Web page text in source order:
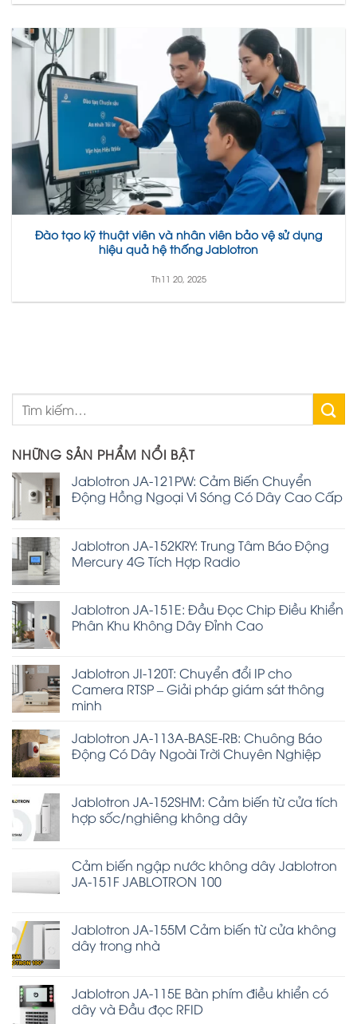
Đào tạo kỹ thuật viên và nhân viên bảo vệ sử dụng
hiệu quả hệ thống Jablotron
Th11 20, 2025
NHỮNG SẢN PHẨM NỔI BẬT
Jablotron JA-121PW: Cảm Biến Chuyển
Động Hồng Ngoại Vi Sóng Có Dây Cao Cấp
Jablotron JA-152KRY: Trung Tâm Báo Động
Mercury 4G Tích Hợp Radio
Jablotron JA-151E: Đầu Đọc Chip Điều Khiển
Phân Khu Không Dây Đỉnh Cao
Jablotron JI-120T: Chuyển đổi IP cho
Camera RTSP – Giải pháp giám sát thông
minh
Jablotron JA-113A-BASE-RB: Chuông Báo
Động Có Dây Ngoài Trời Chuyên Nghiệp
Jablotron JA-152SHM: Cảm biến từ cửa tích
hợp sốc/nghiêng không dây
Cảm biến ngập nước không dây Jablotron
JA-151F JABLOTRON 100
Jablotron JA-155M Cảm biến từ cửa không
dây trong nhà
Jablotron JA-115E Bàn phím điều khiển có
dây và Đầu đọc RFID